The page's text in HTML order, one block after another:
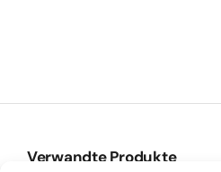
Verwandte Produkte